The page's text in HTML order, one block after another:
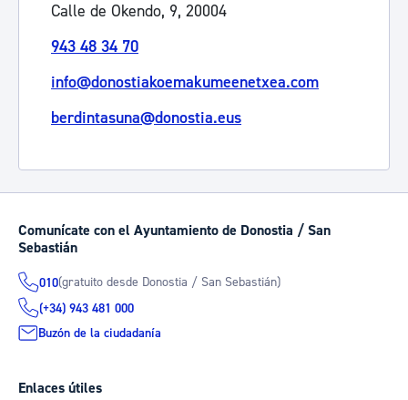
Calle de Okendo, 9, 20004
943 48 34 70
info@donostiakoemakumeenetxea.com
berdintasuna@donostia.eus
Comunícate con el Ayuntamiento de Donostia / San
Sebastián
010(gratuito desde Donostia / San Sebastián)
(+34) 943 481 000
Buzón de la ciudadanía
Enlaces útiles